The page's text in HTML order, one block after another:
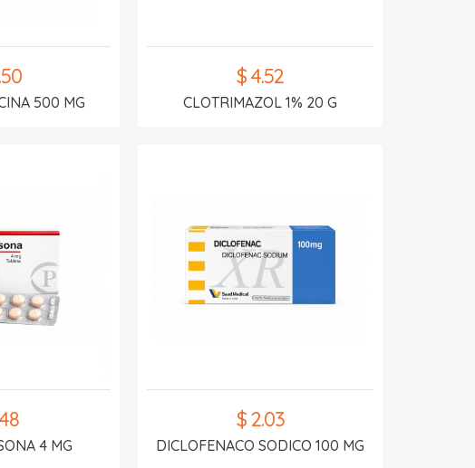
500 MG
$ 4.52
CLOTRIMAZOL 1% 20 G
4 MG
$ 2.03
DICLOFENACO SODICO 100 MG